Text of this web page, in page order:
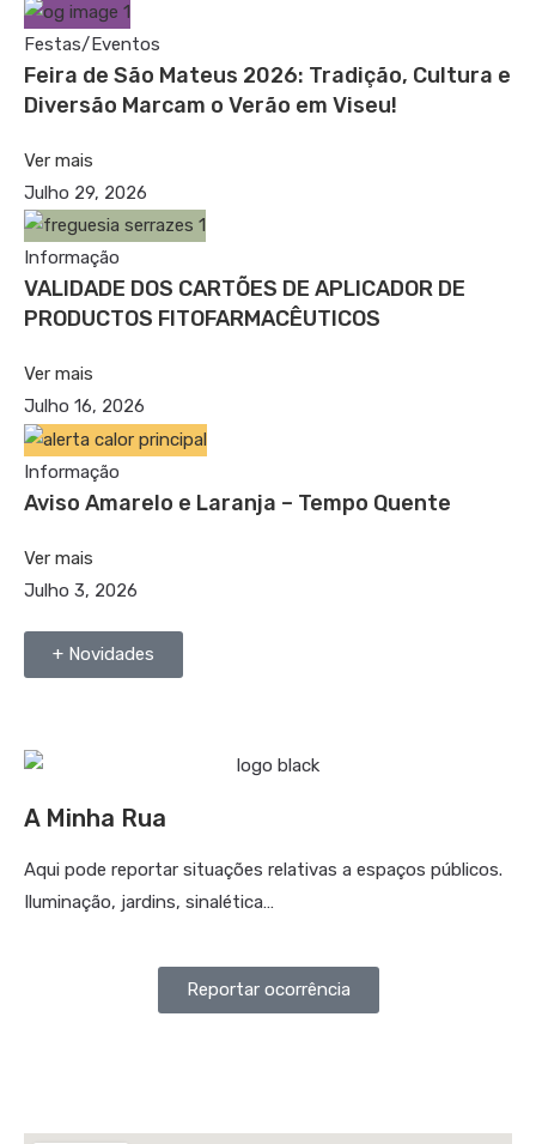
Festas/Eventos
Feira de São Mateus 2026: Tradição, Cultura e
Diversão Marcam o Verão em Viseu!
Ver mais
Julho 29, 2026
Informação
VALIDADE DOS CARTÕES DE APLICADOR DE
PRODUCTOS FITOFARMACÊUTICOS
Ver mais
Julho 16, 2026
Informação
Aviso Amarelo e Laranja – Tempo Quente
Ver mais
Julho 3, 2026
+ Novidades
A Minha Rua
Aqui pode reportar situações relativas a espaços públicos.
Iluminação, jardins, sinalética…
Reportar ocorrência